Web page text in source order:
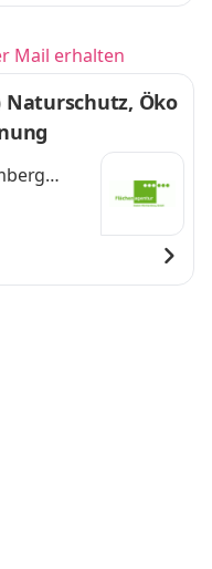
Mail erhalten
Öko